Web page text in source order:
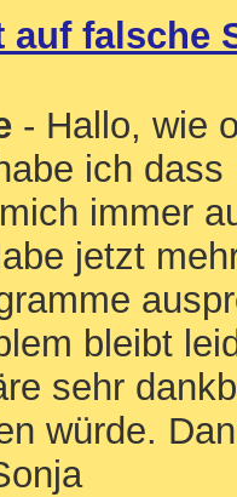
auf falsche
- Hallo, wie
ich dass
immer
jetzt
bleibt
sehr
würde.